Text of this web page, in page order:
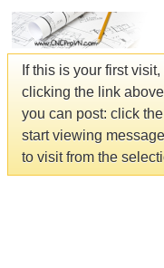
If this is your first
clicking the link
you can post: click
start viewing
to visit from the